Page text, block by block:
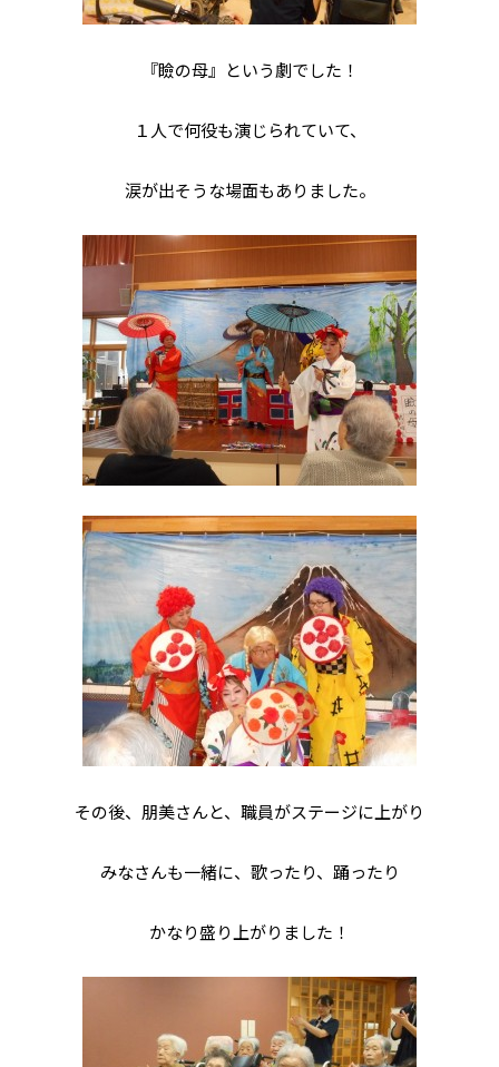
『瞼の母』という劇でした！
１人で何役も演じられていて、
涙が出そうな場面もありました。
その後、朋美さんと、職員がステージに上がり
みなさんも一緒に、歌ったり、踊ったり
かなり盛り上がりました！